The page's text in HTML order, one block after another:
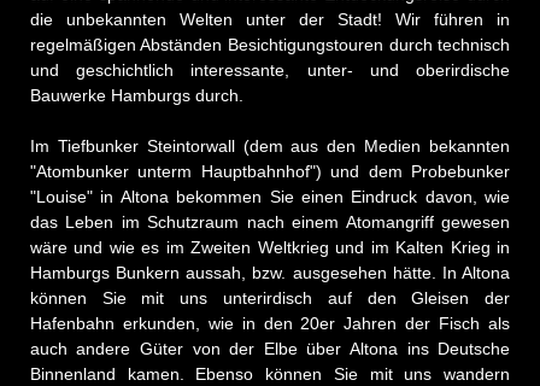
die unbekannten Welten unter der Stadt! Wir führen in
regelmäßigen Abständen Besichtigungstouren durch technisch
und geschichtlich interessante, unter- und oberirdische
Bauwerke Hamburgs durch.
Im Tiefbunker Steintorwall (dem aus den Medien bekannten
"Atombunker unterm Hauptbahnhof") und dem Probebunker
"Louise" in Altona bekommen Sie einen Eindruck davon, wie
das Leben im Schutzraum nach einem Atomangriff gewesen
wäre und wie es im Zweiten Weltkrieg und im Kalten Krieg in
Hamburgs Bunkern aussah, bzw. ausgesehen hätte. In Altona
können Sie mit uns unterirdisch auf den Gleisen der
Hafenbahn erkunden, wie in den 20er Jahren der Fisch als
auch andere Güter von der Elbe über Altona ins Deutsche
Binnenland kamen. Ebenso können Sie mit uns wandern